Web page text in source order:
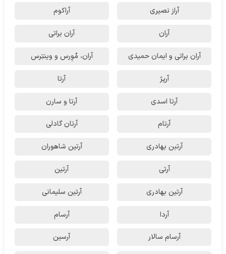
آراز نصیری آراکوم
آران آران براتی
آران براتی و ایمان حمیدی آران، مُوِرس و وینتِرس
آرپژ آرتا
آرتا اسدی آرتا و سارن
آرتام آرتان گادلی
آرتبن بهادری آرتين شاهوران
آرتی آرتین
آرتین بهادری آرتین سلیمانی
آردا آرسام
آرسام سالار آرسین